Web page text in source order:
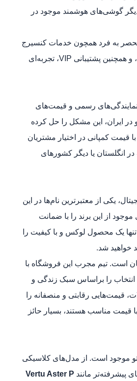
گوشی‌های هوشمند موجود در
منحصر به فرد همچون خدمات کنسیرج
۲۴ ساعته، امکان دسترسی به رویدادهای خاص و رزرو مکان‌های منحصر به فرد، و همچنین پشتیبانی VIP، تجربه‌ای
رسمی و قیمت‌های
ایران، این مشکل را حل کرده
کمپانی در اختیار مشتریان
انگلستان یا دیگر کشورهای
یکی از معتبرترین نام‌ها در این
از این برند را با ضمانت
یک محصول لوکس و با کیفیت را
خواهید شد.
است. تیم مجرب این فروشگاه با
انتخاب را براساس سبک زندگی و
قیمت‌هایی رقابتی و منصفانه را
قیمت مناسب هستند، بسیار حائز
موجود است. از مدل‌های کلاسیکی
پیشرفته‌تر مانند Vertu Aster P